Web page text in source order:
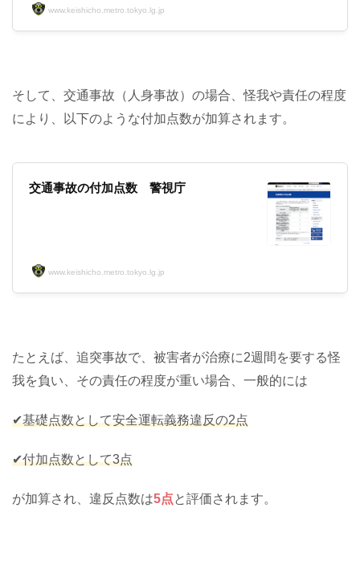
www.keishicho.metro.tokyo.lg.jp
そして、交通事故（人身事故）の場合、怪我や責任の程度
により、以下のような付加点数が加算されます。
交通事故の付加点数 警視庁
www.keishicho.metro.tokyo.lg.jp
たとえば、追突事故で、被害者が治療に2週間を要する怪
我を負い、その責任の程度が重い場合、一般的には
✔基礎点数として安全運転義務違反の2点
✔付加点数として3点
が加算され、違反点数は5点と評価されます。